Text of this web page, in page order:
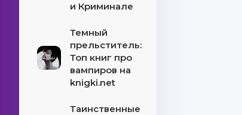
и Криминале
Темный
прельститель:
Топ книг про
вампиров на
knigki.net
Таинственные